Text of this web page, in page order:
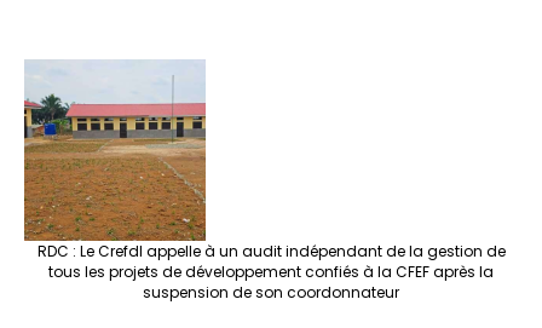
RDC : Le Crefdl appelle à un audit indépendant de la gestion de
tous les projets de développement confiés à la CFEF après la
suspension de son coordonnateur